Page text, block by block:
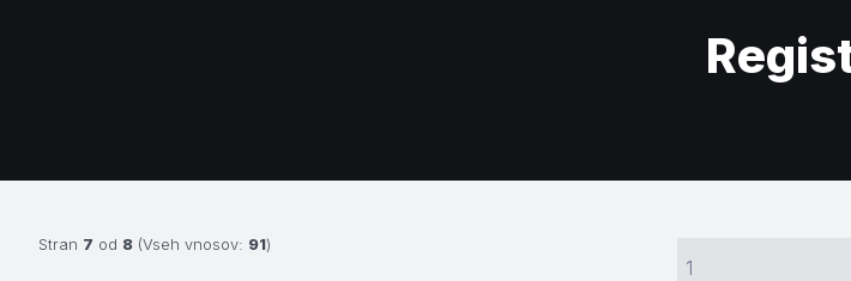
Stran 7 od 8 (Vseh vnosov: 91)
1